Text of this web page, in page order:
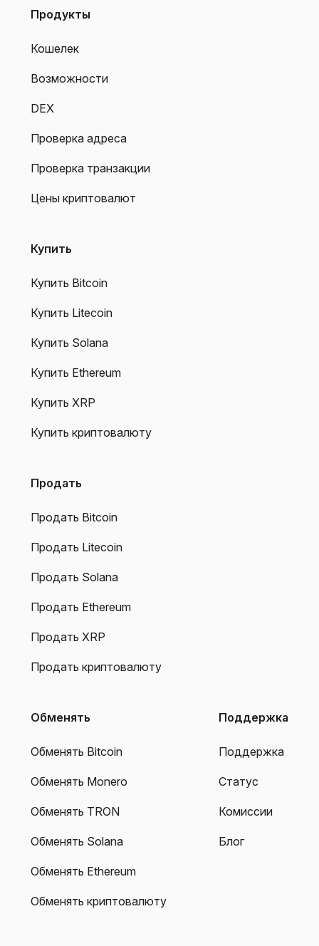
Продукты
Кошелек
Возможности
DEX
Проверка адреса
Проверка транзакции
Цены криптовалют
Купить
Купить Bitcoin
Купить Litecoin
Купить Solana
Купить Ethereum
Купить XRP
Купить криптовалюту
Продать
Продать Bitcoin
Продать Litecoin
Продать Solana
Продать Ethereum
Продать XRP
Продать криптовалюту
Обменять
Обменять Bitcoin
Обменять Monero
Обменять TRON
Обменять Solana
Обменять Ethereum
Обменять криптовалюту
Поддержка
Поддержка
Статус
Комиссии
Блог